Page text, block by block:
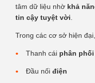
tâm dữ liệu nhờ khả
tin cậy tuyệt vời
Trong các cơ sở hiện
Thanh cái phân
Đầu nối điện